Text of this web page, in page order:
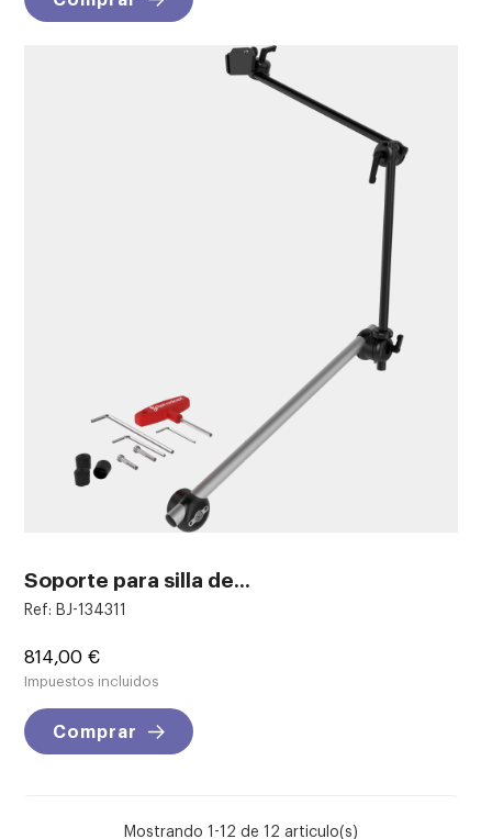
Soporte para silla de...
Ref: BJ-134311
Precio
814,00 €
Impuestos incluidos
Comprar
Mostrando 1-12 de 12 articulo(s)